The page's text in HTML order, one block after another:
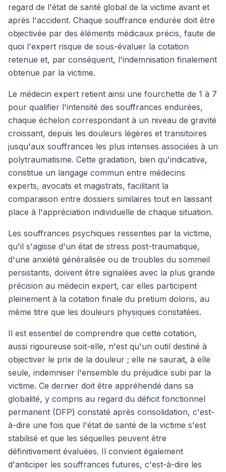
regard de l'état de santé global de la victime avant et
après l'accident. Chaque souffrance endurée doit être
objectivée par des éléments médicaux précis, faute de
quoi l'expert risque de sous-évaluer la cotation
retenue et, par conséquent, l'indemnisation finalement
obtenue par la victime.
Le médecin expert retient ainsi une fourchette de 1 à 7
pour qualifier l'intensité des souffrances endurées,
chaque échelon correspondant à un niveau de gravité
croissant, depuis les douleurs légères et transitoires
jusqu'aux souffrances les plus intenses associées à un
polytraumatisme. Cette gradation, bien qu'indicative,
constitue un langage commun entre médecins
experts, avocats et magistrats, facilitant la
comparaison entre dossiers similaires tout en laissant
place à l'appréciation individuelle de chaque situation.
Les souffrances psychiques ressenties par la victime,
qu'il s'agisse d'un état de stress post-traumatique,
d'une anxiété généralisée ou de troubles du sommeil
persistants, doivent être signalées avec la plus grande
précision au médecin expert, car elles participent
pleinement à la cotation finale du pretium doloris, au
même titre que les douleurs physiques constatées.
Il est essentiel de comprendre que cette cotation,
aussi rigoureuse soit-elle, n'est qu'un outil destiné à
objectiver le prix de la douleur ; elle ne saurait, à elle
seule, indemniser l'ensemble du préjudice subi par la
victime. Ce dernier doit être appréhendé dans sa
globalité, y compris au regard du déficit fonctionnel
permanent (DFP) constaté après consolidation, c'est-
à-dire une fois que l'état de santé de la victime s'est
stabilisé et que les séquelles peuvent être
définitivement évaluées. Il convient également
d'anticiper les souffrances futures, c'est-à-dire les